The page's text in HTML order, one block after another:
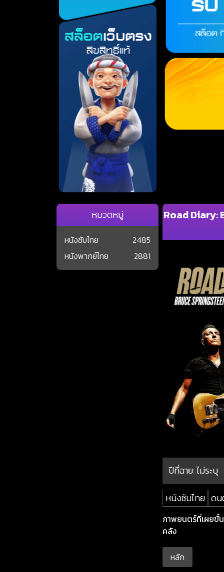
Road Diary:
ปีที่ฉาย:ไม่ระบุ
หนังซับไทย ด
ภาพยนตร์ที่เผยขั้น
คลัง
หลัก
หมวดหมู่
หนังซับไทย
2485
หนังพากย์ไทย
2881